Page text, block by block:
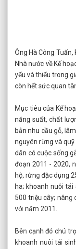
Ông Hà Công
Nhà nước về Kế
yếu và thiếu trong
còn hết sức quan
Mục tiêu của Kế
năng suất, chất
bản nhu cầu gỗ,
nguyên rừng và
dân có cuộc sống
đoạn 2011 - 2020,
hộ, rừng đặc dụng
ha; khoanh nuôi
500 triệu cây;
với năm 2011.
Bên cạnh đó chú
khoanh nuôi tái